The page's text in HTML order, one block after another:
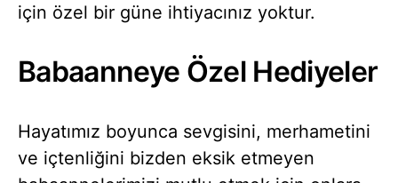
için özel bir güne ihtiyacınız yoktur.
Babaanneye Özel Hediyeler
Hayatımız boyunca sevgisini, merhametini
ve içtenliğini bizden eksik etmeyen